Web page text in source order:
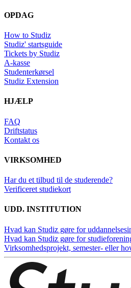
OPDAG
How to Studiz
Studiz' startsguide
Tickets by Studiz
A-kasse
Studenterkørsel
Studiz Extension
HJÆLP
FAQ
Driftstatus
Kontakt os
VIRKSOMHED
Har du et tilbud til de studerende?
Verificeret studiekort
UDD. INSTITUTION
Hvad kan Studiz gøre for
Hvad kan Studiz gøre for
Virksomhedsprojekt, semester- eller